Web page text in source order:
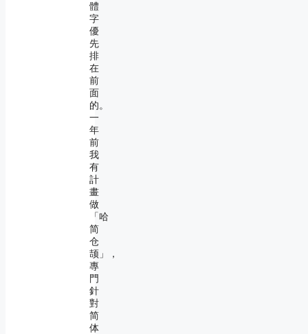
體
字
優
先
排
在
前
面
的。
一
年
前
我
有
計
畫
做
「哈
简
仓
颉」，
專
門
針
對
简
体